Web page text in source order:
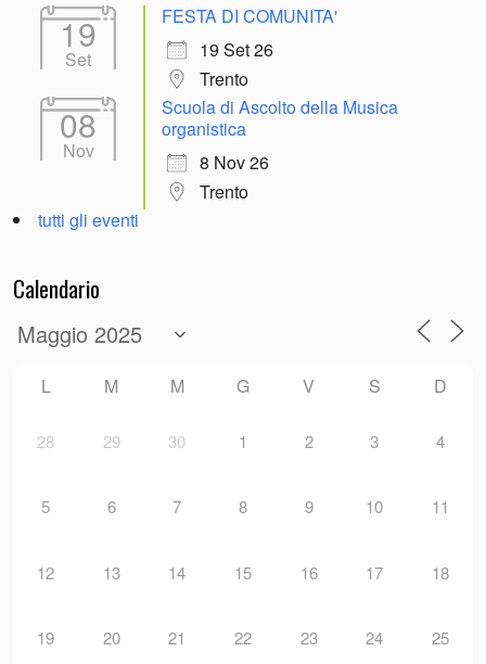
19
Set
FESTA DI COMUNITA'
19 Set 26
Trento
08
Nov
Scuola di Ascolto della Musica
organistica
8 Nov 26
Trento
tutti gli eventi
Calendario
L M M G V S D
28 29 30 1 2 3 4
5 6 7 8 9 10 11
12 13 14 15 16 17 18
19 20 21 22 23 24 25